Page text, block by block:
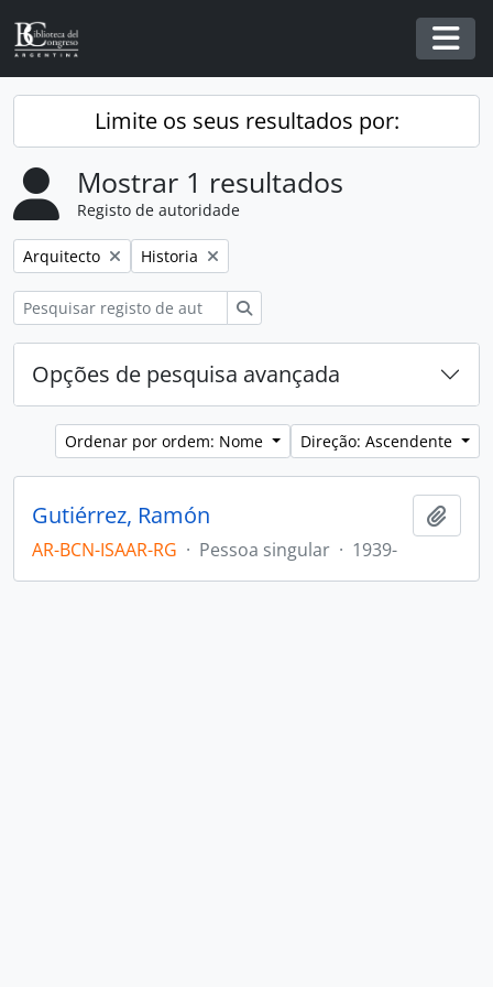
Skip to main content
Limite os seus resultados por:
Mostrar 1 resultados
Registo de autoridade
Remover filtro:
Arquitecto Remover filtro:
Historia
Opções de pesquisa avançada
Ordenar por ordem: Nome Direção: Ascendente
Gutiérrez, Ramón
AR-BCN-ISAAR-RG · Pessoa singular · 1939-